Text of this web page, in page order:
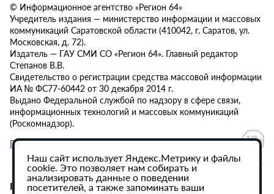
© Информационное агентство «Регион 64»
Учредитель издания — министерство информации и массовых
коммуникаций Саратовской области (410042, г. Саратов, ул.
Московская, д. 72).
Издатель — ГАУ СМИ СО «Регион 64». Главный редактор
Степанов В.В.
Свидетельство о регистрации средства массовой информации
ИА № ФС77-60442 от 30 декабря 2014 г.
Выдано Федеральной службой по надзору в сфере связи,
информационных технологий и массовых коммуникаций
(Роскомнадзор).
Политика в отношении обработки персональных данных
При использовании материалов сайта активная
Наш сайт использует Яндекс.Метрику и файлы
cookie. Это позволяет нам собирать и
анализировать данные о поведении
посетителей, а также запоминать ваши